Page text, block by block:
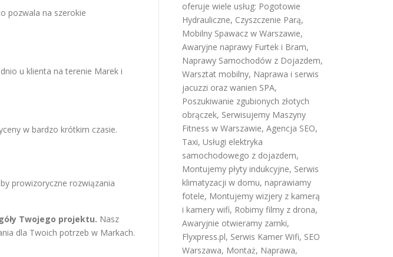
pozwala na szerokie
u klienta na terenie Marek i
w bardzo krótkim czasie.
prowizoryczne rozwiązania
Twojego projektu. Nasz
dla Twoich potrzeb w Markach.
oferuje wiele usług: Pogotowie
Hydrauliczne, Czyszczenie Parą,
Mobilny Spawacz w Warszawie,
Awaryjne naprawy Furtek i Bram,
Naprawy Samochodów z Dojazdem,
Warsztat mobilny, Naprawa i serwis
jacuzzi oraz wanien SPA,
Poszukiwanie zgubionych złotych
obrączek, Serwisujemy Maszyny
Fitness w Warszawie, Agencja SEO,
Taxi, Usługi elektryka
samochodowego z dojazdem,
Montujemy płyty indukcyjne, Serwis
klimatyzacji w domu, naprawiamy
fotele, Montujemy wizjery z kamerą
i kamery wifi, Robimy filmy z drona,
Awaryjnie otwieramy zamki,
Flyxpress.pl, Serwis Kamer Wifi, SEO
Warszawa, Montaż, Naprawa,